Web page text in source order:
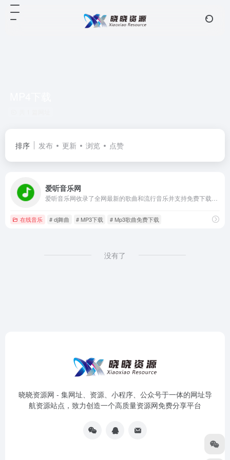
排序 发布 更新 浏览 点赞
爱听音乐网
在线音乐 # dj舞曲 # MP3下载 # Mp3歌曲免费下载
没有了
晓晓资源网 - 集网址、资源、小程序、公众号于一体的网址导
航资源站点，致力创造一个高质量资源网免费分享平台